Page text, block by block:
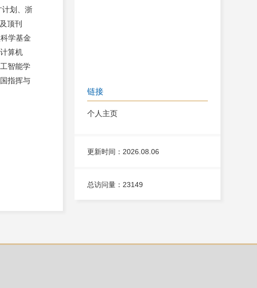
计划、浙
顶刊
学基金
算机
智能学
指挥与
链接
个人主页
更新时间：2026.08.06
总访问量： 23149